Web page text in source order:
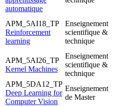
automatique
APM_5AI18_TP
Reinforcement
learning
Enseignement
scientifique &
technique
APM_5AI26_TP
Kernel Machines
Enseignement
scientifique &
technique
APM_5DA12_TP
Deep Learning for
Computer Vision
Enseignement
de Master